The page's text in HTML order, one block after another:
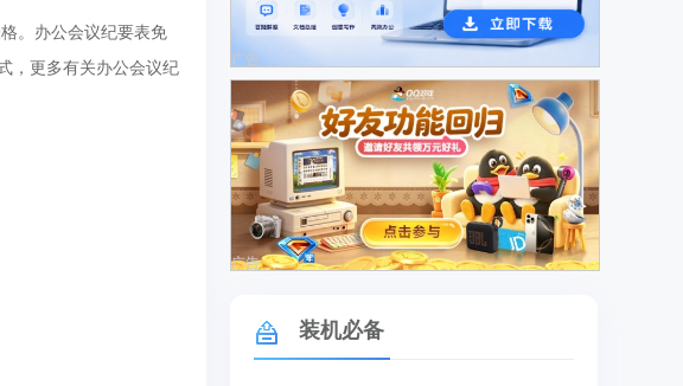
。办公会议纪要表免
，更多有关办公会议纪
广告
广告
装机必备